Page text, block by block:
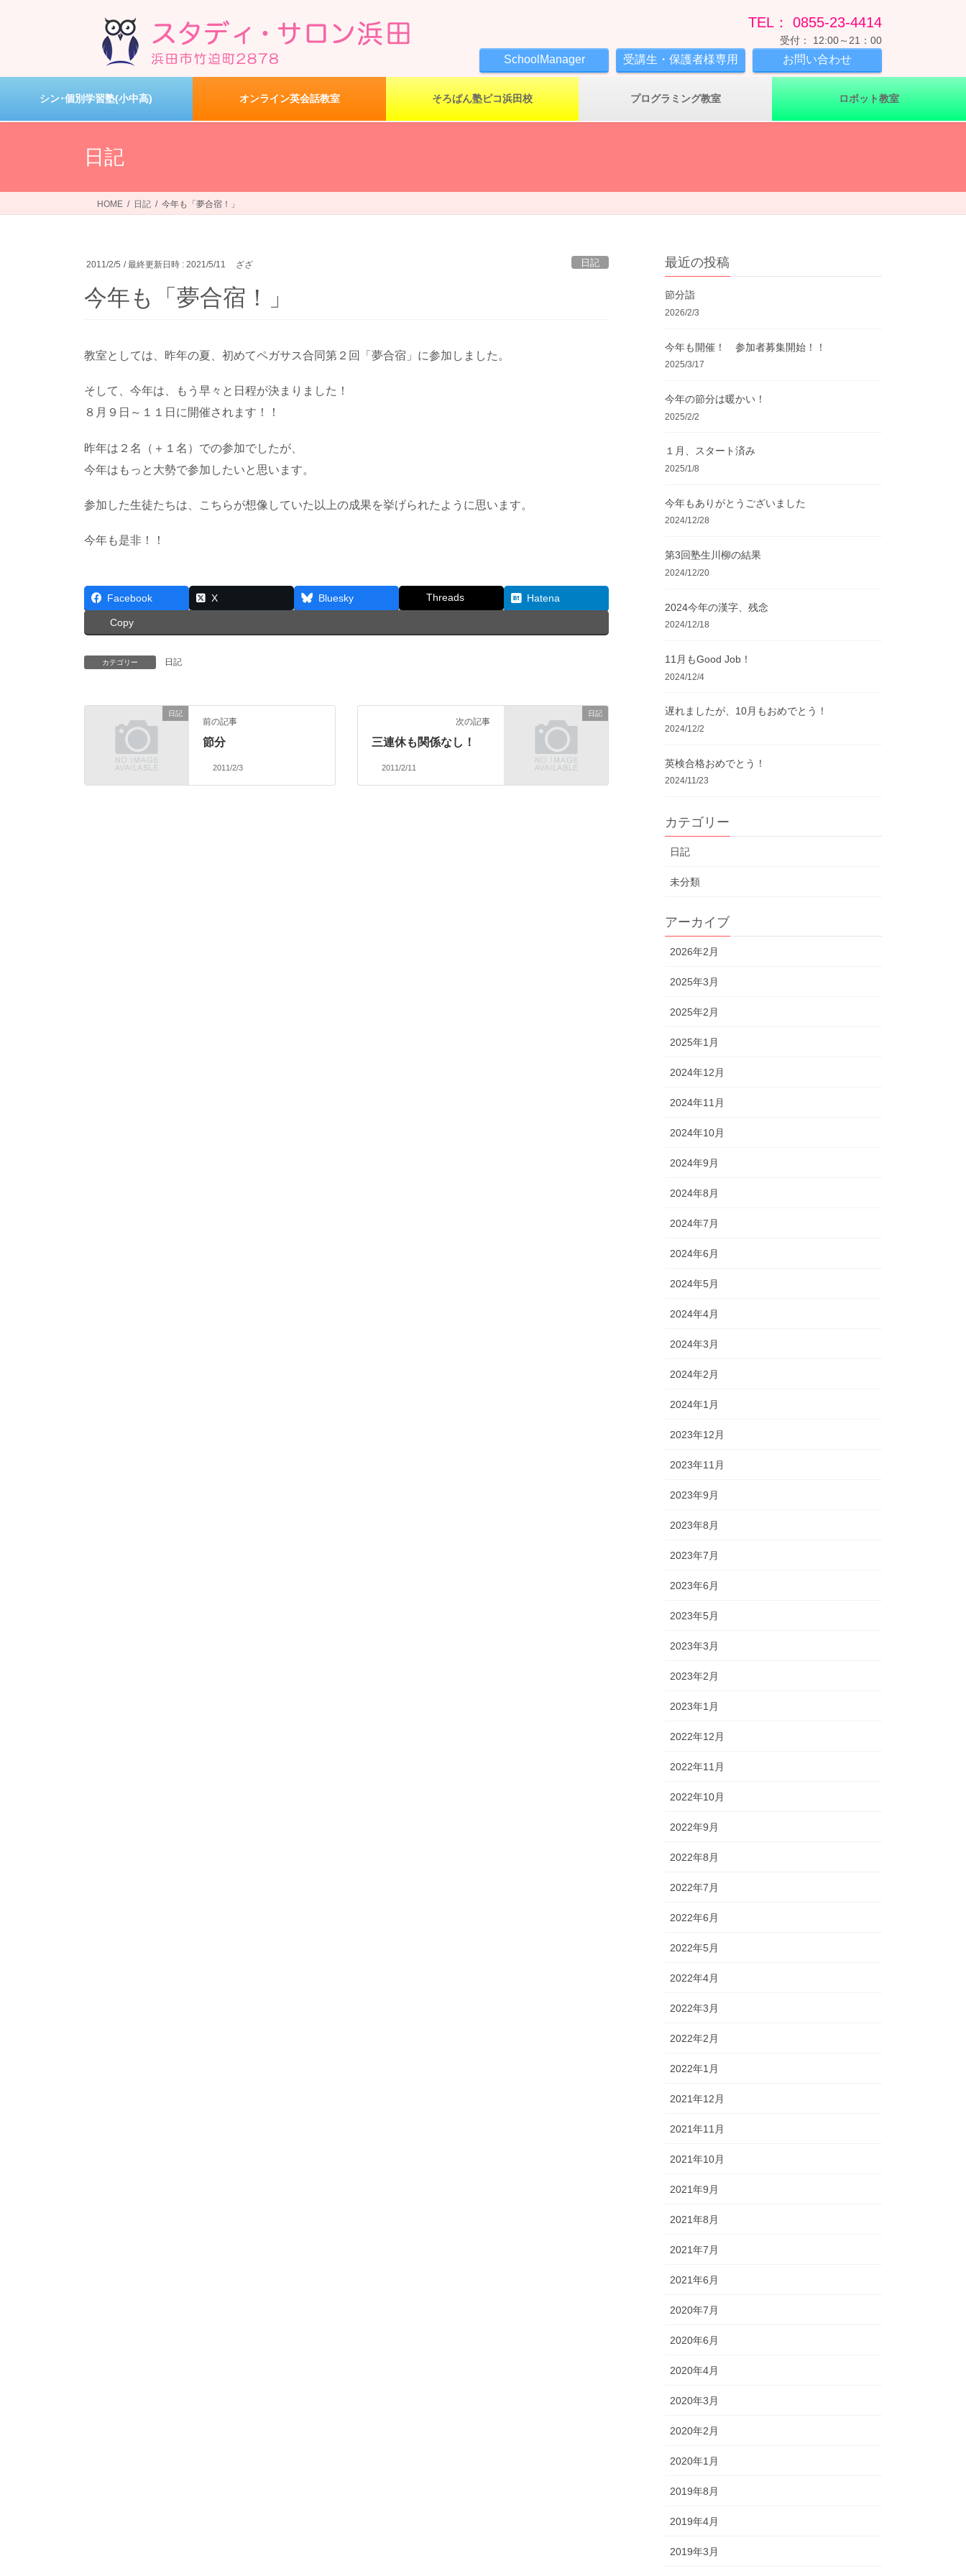
ツ
シ
TEL： 0855-23-4414
受付： 12:00～21：00
SchoolManager 受講生・保護者様専用 お問い合わせ
シン･個別学習塾(小中高) オンライン英会話教室 そろばん塾ピコ浜田校 プログラミング教室 ロボット教室
日記
HOME 日記 今年も「夢合宿！」
2011/2/5 / 最終更新日時 : 2021/5/11 ざざ 日記
今年も「夢合宿！」
教室としては、昨年の夏、初めてペガサス合同第２回「夢合宿」に参加しました。
そして、今年は、もう早々と日程が決まりました！
８月９日～１１日に開催されます！！
昨年は２名（＋１名）での参加でしたが、
今年はもっと大勢で参加したいと思います。
参加した生徒たちは、こちらが想像していた以上の成果を挙げられたように思います。
今年も是非！！
Facebook X Bluesky Threads Hatena
Copy
カテゴリー 日記
日記
前の記事
節分
2011/2/3
日記
次の記事
三連休も関係なし！
2011/2/11
最近の投稿
節分詣
2026/2/3
今年も開催！ 参加者募集開始！！
2025/3/17
今年の節分は暖かい！
2025/2/2
１月、スタート済み
2025/1/8
今年もありがとうございました
2024/12/28
第3回塾生川柳の結果
2024/12/20
2024今年の漢字、残念
2024/12/18
11月もGood Job！
2024/12/4
遅れましたが、10月もおめでとう！
2024/12/2
英検合格おめでとう！
2024/11/23
カテゴリー
日記
未分類
アーカイブ
2026年2月
2025年3月
2025年2月
2025年1月
2024年12月
2024年11月
2024年10月
2024年9月
2024年8月
2024年7月
2024年6月
2024年5月
2024年4月
2024年3月
2024年2月
2024年1月
2023年12月
2023年11月
2023年9月
2023年8月
2023年7月
2023年6月
2023年5月
2023年3月
2023年2月
2023年1月
2022年12月
2022年11月
2022年10月
2022年9月
2022年8月
2022年7月
2022年6月
2022年5月
2022年4月
2022年3月
2022年2月
2022年1月
2021年12月
2021年11月
2021年10月
2021年9月
2021年8月
2021年7月
2021年6月
2020年7月
2020年6月
2020年4月
2020年3月
2020年2月
2020年1月
2019年8月
2019年4月
2019年3月